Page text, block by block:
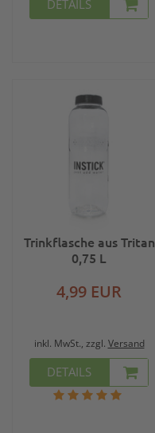
DETAILS
Trinkflasche aus Tritan
0,75 L
Skala
4,99 EUR
inkl. MwSt., zzgl. Versand
DETAILS